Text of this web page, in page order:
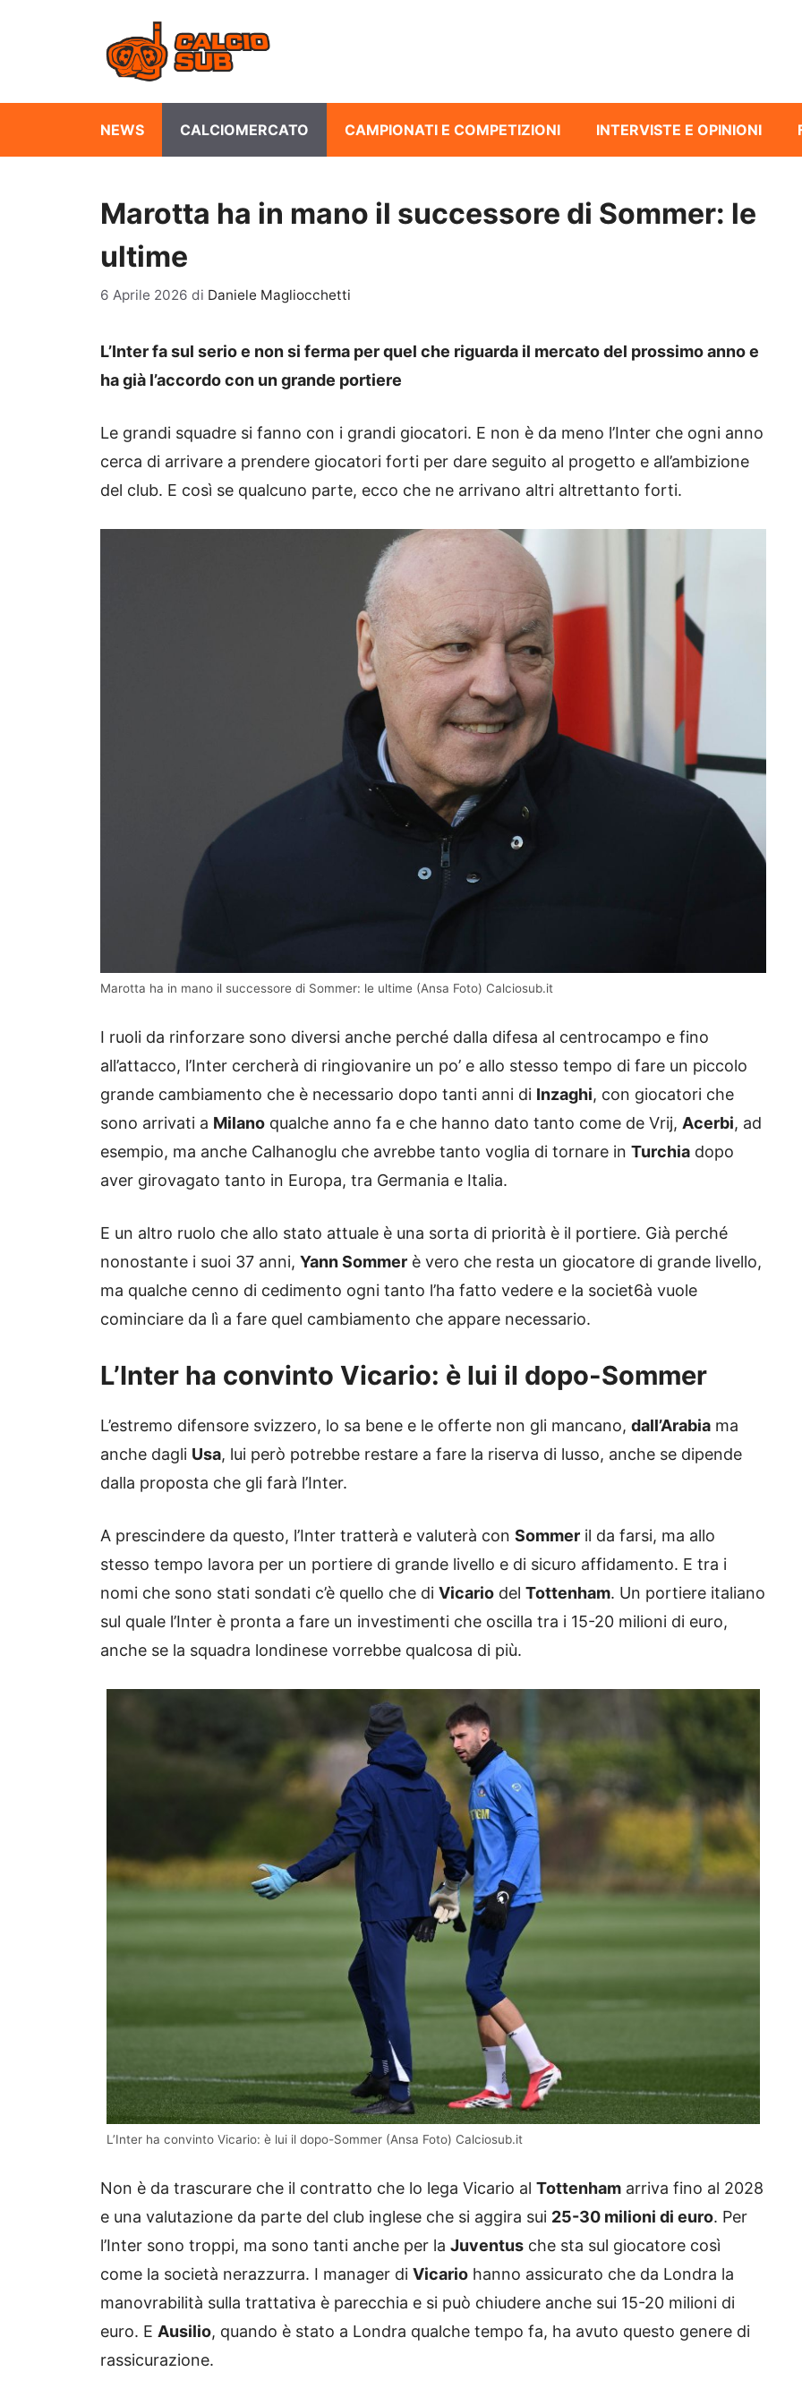
NEWS CALCIOMERCATO CAMPIONATI E COMPETIZIONI INTERVISTE E OPINIONI
Marotta ha in mano il successore di Sommer: le
ultime
6 Aprile 2026 di Daniele Magliocchetti
L’Inter fa sul serio e non si ferma per quel che riguarda il mercato del prossimo anno e
ha già l’accordo con un grande portiere
Le grandi squadre si fanno con i grandi giocatori. E non è da meno l’Inter che ogni anno
cerca di arrivare a prendere giocatori forti per dare seguito al progetto e all’ambizione
del club. E così se qualcuno parte, ecco che ne arrivano altri altrettanto forti.
Marotta ha in mano il successore di Sommer: le ultime (Ansa Foto) Calciosub.it
I ruoli da rinforzare sono diversi anche perché dalla difesa al centrocampo e fino
all’attacco, l’Inter cercherà di ringiovanire un po’ e allo stesso tempo di fare un piccolo
grande cambiamento che è necessario dopo tanti anni di Inzaghi, con giocatori che
sono arrivati a Milano qualche anno fa e che hanno dato tanto come de Vrij, Acerbi, ad
esempio, ma anche Calhanoglu che avrebbe tanto voglia di tornare in Turchia dopo
aver girovagato tanto in Europa, tra Germania e Italia.
E un altro ruolo che allo stato attuale è una sorta di priorità è il portiere. Già perché
nonostante i suoi 37 anni, Yann Sommer è vero che resta un giocatore di grande livello,
ma qualche cenno di cedimento ogni tanto l’ha fatto vedere e la societ6à vuole
cominciare da lì a fare quel cambiamento che appare necessario.
L’Inter ha convinto Vicario: è lui il dopo-Sommer
L’estremo difensore svizzero, lo sa bene e le offerte non gli mancano, dall’Arabia ma
anche dagli Usa, lui però potrebbe restare a fare la riserva di lusso, anche se dipende
dalla proposta che gli farà l’Inter.
A prescindere da questo, l’Inter tratterà e valuterà con Sommer il da farsi, ma allo
stesso tempo lavora per un portiere di grande livello e di sicuro affidamento. E tra i
nomi che sono stati sondati c’è quello che di Vicario del Tottenham. Un portiere italiano
sul quale l’Inter è pronta a fare un investimenti che oscilla tra i 15-20 milioni di euro,
anche se la squadra londinese vorrebbe qualcosa di più.
L’Inter ha convinto Vicario: è lui il dopo-Sommer (Ansa Foto) Calciosub.it
Non è da trascurare che il contratto che lo lega Vicario al Tottenham arriva fino al 2028
e una valutazione da parte del club inglese che si aggira sui 25-30 milioni di euro. Per
l’Inter sono troppi, ma sono tanti anche per la Juventus che sta sul giocatore così
come la società nerazzurra. I manager di Vicario hanno assicurato che da Londra la
manovrabilità sulla trattativa è parecchia e si può chiudere anche sui 15-20 milioni di
euro. E Ausilio, quando è stato a Londra qualche tempo fa, ha avuto questo genere di
rassicurazione.